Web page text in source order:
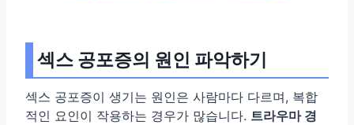
섹스 공포증의 원인 파악하기
섹스 공포증이 생기는 원인은 사람마다 다르며, 복합
적인 요인이 작용하는 경우가 많습니다. 트라우마 경